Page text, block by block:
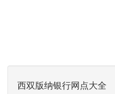
西双版纳银行网点大全